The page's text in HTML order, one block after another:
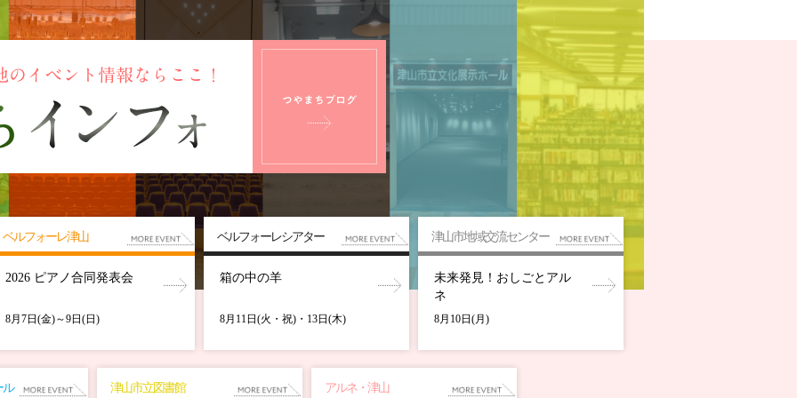
ベルフォーレ津山
2026 ピアノ合同発表会
8月7日(金)～9日(日)
ベルフォーレシアター
箱の中の羊
8月11日(火・祝)・13日(木)
津山市地域交流センター
未来発見！おしごとアル
ネ
8月10日(月)
ル 津山市立図書館 アルネ・津山